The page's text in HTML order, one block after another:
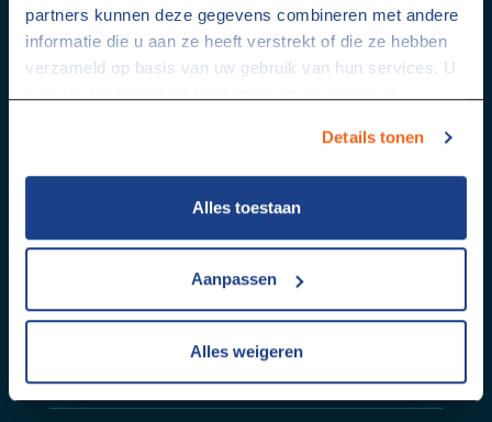
partners kunnen deze gegevens combineren met andere
informatie die u aan ze heeft verstrekt of die ze hebben
verzameld op basis van uw gebruik van hun services. U
Details tonen
Alles toestaan
Aanpassen
Alles weigeren
088 2200 200
KvK Nr: 33245066
Rekening Nr: NL72ABNA0584490224
Handige Links
Cadeaubon